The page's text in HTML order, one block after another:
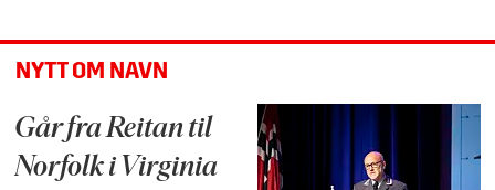
NYTT OM NAVN
Går fra Reitan til
Norfolk i Virginia